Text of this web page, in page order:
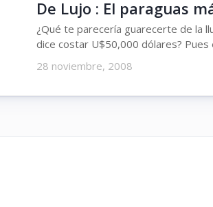
De Lujo : El paraguas
¿Qué te parecería guarecerte de la
dice costar U$50,000 dólares? Pues
28 noviembre, 2008